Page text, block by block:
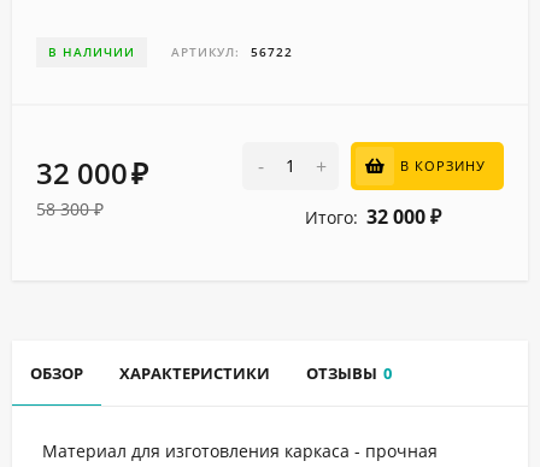
В НАЛИЧИИ АРТИКУЛ: 56722
32 000₽
58 300 ₽
- + В КОРЗИНУ
Итого: 32 000 ₽
ОБЗОР ХАРАКТЕРИСТИКИ ОТЗЫВЫ 0
Материал для изготовления каркаса - прочная